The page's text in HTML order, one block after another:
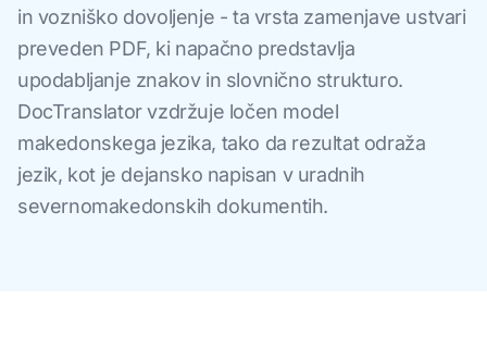
in vozniško dovoljenje - ta vrsta zamenjave ustvari
preveden PDF, ki napačno predstavlja
upodabljanje znakov in slovnično strukturo.
DocTranslator vzdržuje ločen model
makedonskega jezika, tako da rezultat odraža
jezik, kot je dejansko napisan v uradnih
severnomakedonskih dokumentih.